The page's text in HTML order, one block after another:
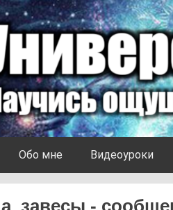
Обо мне Видеоуроки
-